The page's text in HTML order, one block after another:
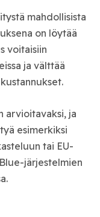
mahdollisista
on löytää
voitaisiin
ja välttää
arvioitavaksi, ja
esimerkiksi
tai EU-
järjestelmien